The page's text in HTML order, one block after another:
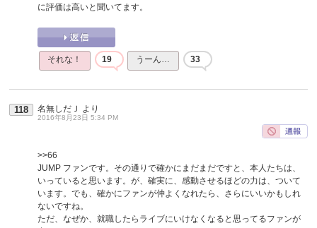
に評価は高いと聞いてます。
それな！ 19 うーん… 33
118 名無しだＪ より
2016年8月23日 5:34 PM
>>66
JUMP ファンです。その通りで確かにまだまだですと、本人たちは、
いっていると思います。が、確実に、感動させるほどの力は、ついて
います。でも、確かにファンが仲よくなれたら、さらにいいかもしれ
ないですね。
ただ、なぜか、就職したらライブにいけなくなると思ってるファンが